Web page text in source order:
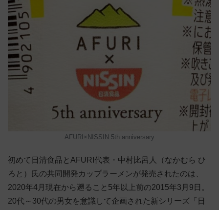
AFURI×NISSIN 5th anniversary
初めて日清食品とAFURI代表・中村比呂人（なかむら ひ
ろと）氏の共同開発カップラーメンが発売されたのは、
2020年4月現在から遡ること5年以上前の2015年3月9日。
20代～30代の男女を意識して企画された新シリーズ「日